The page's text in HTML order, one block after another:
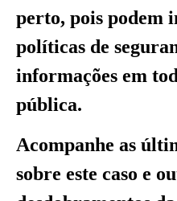
perto, pois podem
políticas de
informações em
pública.
Acompanhe as
sobre este caso e